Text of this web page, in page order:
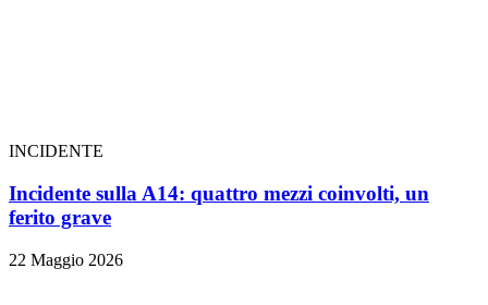
INCIDENTE
Incidente sulla A14: quattro mezzi coinvolti, un
ferito grave
22 Maggio 2026